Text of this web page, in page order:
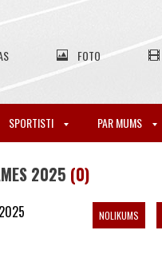
FOTO
SPORTISTI PAR MUMS
2025 (0)
NOLIKUMS